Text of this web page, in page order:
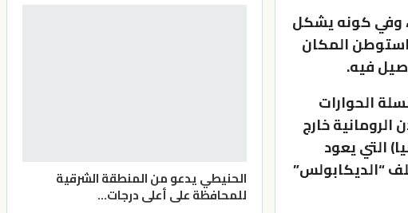
وفي كونه يشكل
استوطن المكان
فيه.
الحوارات
خارج
التي يعود
“الديكابولس”
الحنيطي يدعو من المنطقة الشرقية
للمحافظة على أعلى درجات…